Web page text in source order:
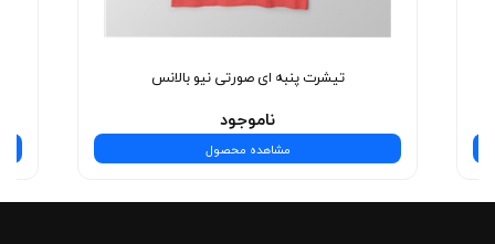
نیست—یه تجربه‌ی شیک و بی‌نظیره! همین حالا انتخاب
تیشرت پنبه ای صورتی نیو بالانس
ناموجود
مشاهده محصول